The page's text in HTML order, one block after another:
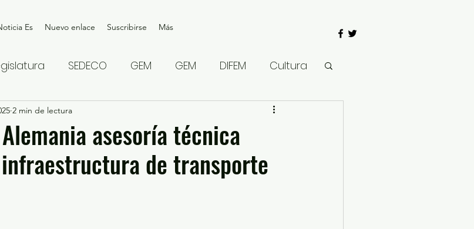
Es Nuevo enlace Suscribirse Más
SEDECO GEM GEM DIFEM Cultura
Edoméx 2023
Justicia Denuncia Ciudadana
asesoría técnica
de transporte
2 min de lectura